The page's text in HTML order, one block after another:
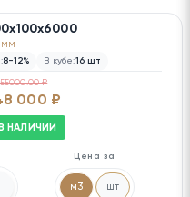
мм
8-12% В кубе:16 шт
55000.00 ₽
000 ₽
В НАЛИЧИИ
Цена за
м3 шт